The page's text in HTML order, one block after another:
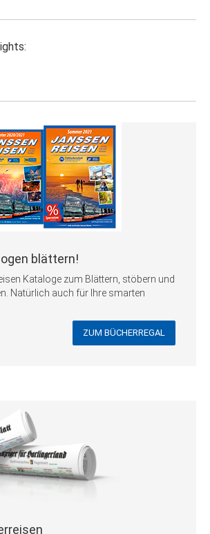
blättern!
Kataloge zum Blättern, stöbern und
Natürlich auch für Ihre smarten
ZUM BÜCHERREGAL